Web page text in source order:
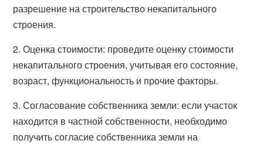
разрешение на строительство некапитального
строения.
2. Оценка стоимости: проведите оценку стоимости
некапитального строения, учитывая его состояние,
возраст, функциональность и прочие факторы.
3. Согласование собственника земли: если участок
находится в частной собственности, необходимо
получить согласие собственника земли на